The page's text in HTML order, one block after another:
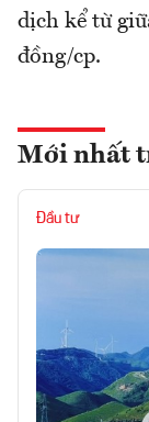
dịch kể từ
đồng/cp.
Mới nhất
Đầu tư